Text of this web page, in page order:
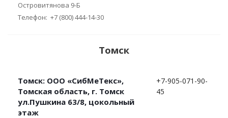
Островитянова 9-Б
Телефон: +7 (800) 444-14-30
Томск
Томск: ООО «СибМеТекс»,
Томская область, г. Томск
ул.Пушкина 63/8, цокольный
этаж
+7-905-071-90-
45